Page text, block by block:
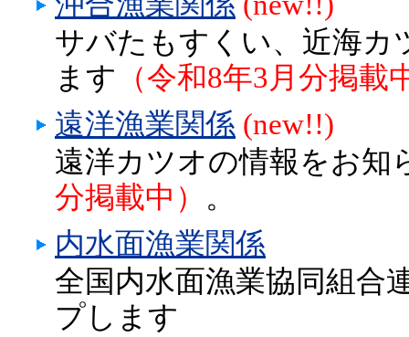
サバたもすくい、近海カ
ます （令和8年3月分掲載
遠洋漁業関係 (new!!)
遠洋カツオの情報をお知
分掲載中） 。
内水面漁業関係
全国内水面漁業協同組合
プします